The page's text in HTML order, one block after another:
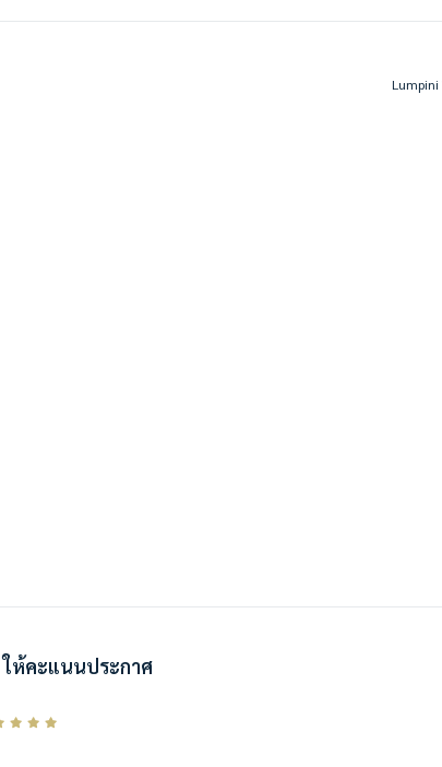
ห้คะแนนประกาศ